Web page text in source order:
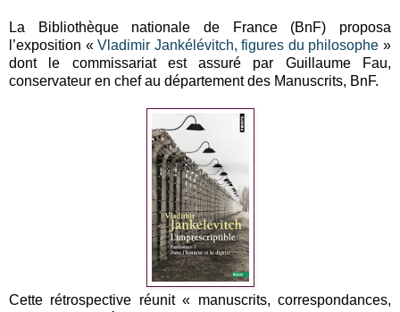
La Bibliothèque nationale de France (BnF) proposa
l’exposition «Vladimir Jankélévitch, figures du philosophe »
dont le commissariat est assuré par Guillaume Fau,
conservateur en chef au département des Manuscrits, BnF.
Cette rétrospective réunit « manuscrits, correspondances,